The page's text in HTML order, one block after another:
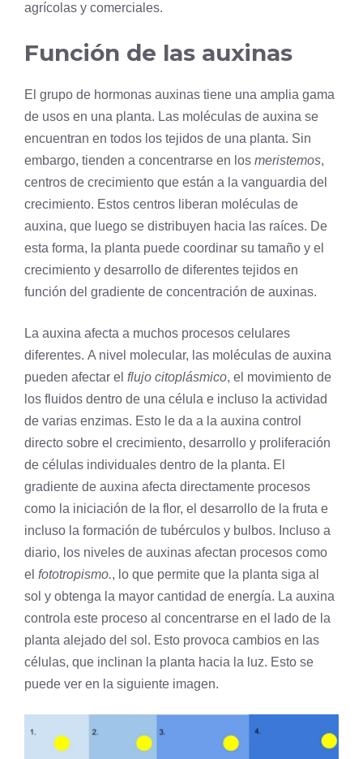
agrícolas y comerciales.
Función de las auxinas
El grupo de hormonas auxinas tiene una amplia gama
de usos en una planta. Las moléculas de auxina se
encuentran en todos los tejidos de una planta. Sin
embargo, tienden a concentrarse en los meristemos,
centros de crecimiento que están a la vanguardia del
crecimiento. Estos centros liberan moléculas de
auxina, que luego se distribuyen hacia las raíces. De
esta forma, la planta puede coordinar su tamaño y el
crecimiento y desarrollo de diferentes tejidos en
función del gradiente de concentración de auxinas.
La auxina afecta a muchos procesos celulares
diferentes. A nivel molecular, las moléculas de auxina
pueden afectar el flujo citoplásmico, el movimiento de
los fluidos dentro de una célula e incluso la actividad
de varias enzimas. Esto le da a la auxina control
directo sobre el crecimiento, desarrollo y proliferación
de células individuales dentro de la planta. El
gradiente de auxina afecta directamente procesos
como la iniciación de la flor, el desarrollo de la fruta e
incluso la formación de tubérculos y bulbos. Incluso a
diario, los niveles de auxinas afectan procesos como
el fototropismo., lo que permite que la planta siga al
sol y obtenga la mayor cantidad de energía. La auxina
controla este proceso al concentrarse en el lado de la
planta alejado del sol. Esto provoca cambios en las
células, que inclinan la planta hacia la luz. Esto se
puede ver en la siguiente imagen.